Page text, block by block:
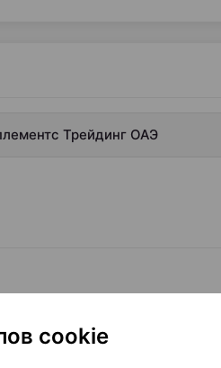
Трейдинг ОАЭ
cookie